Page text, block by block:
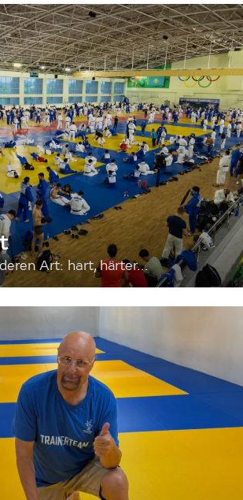
Art: hart, härter...